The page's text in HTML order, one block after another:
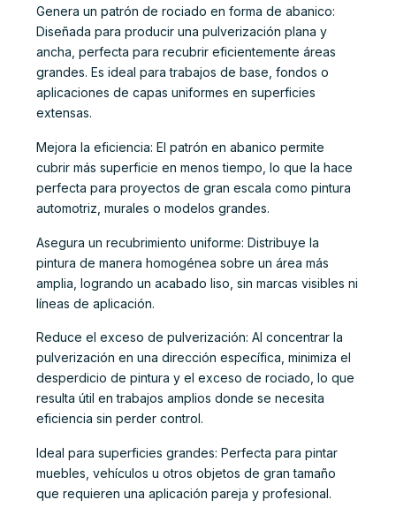
Genera un patrón de rociado en forma de abanico:
Diseñada para producir una pulverización plana y
ancha, perfecta para recubrir eficientemente áreas
grandes. Es ideal para trabajos de base, fondos o
aplicaciones de capas uniformes en superficies
extensas.
Mejora la eficiencia: El patrón en abanico permite
cubrir más superficie en menos tiempo, lo que la hace
perfecta para proyectos de gran escala como pintura
automotriz, murales o modelos grandes.
Asegura un recubrimiento uniforme: Distribuye la
pintura de manera homogénea sobre un área más
amplia, logrando un acabado liso, sin marcas visibles ni
líneas de aplicación.
Reduce el exceso de pulverización: Al concentrar la
pulverización en una dirección específica, minimiza el
desperdicio de pintura y el exceso de rociado, lo que
resulta útil en trabajos amplios donde se necesita
eficiencia sin perder control.
Ideal para superficies grandes: Perfecta para pintar
muebles, vehículos u otros objetos de gran tamaño
que requieren una aplicación pareja y profesional.